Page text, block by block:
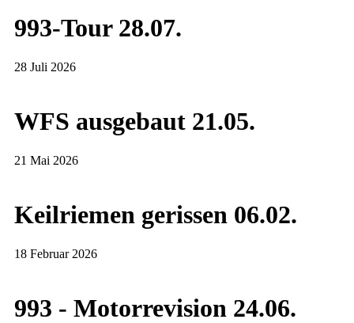
993-Tour 28.07.
28 Juli 2026
WFS ausgebaut 21.05.
21 Mai 2026
Keilriemen gerissen 06.02.
18 Februar 2026
993 - Motorrevision 24.06.